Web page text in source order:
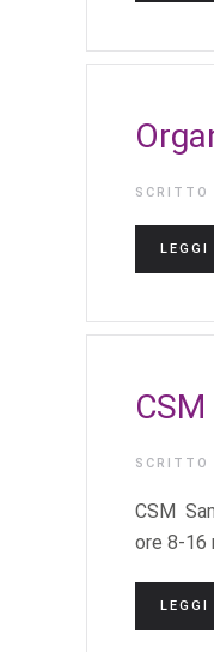
SCRITTO
SCRITTO
CSM
ore 8-16